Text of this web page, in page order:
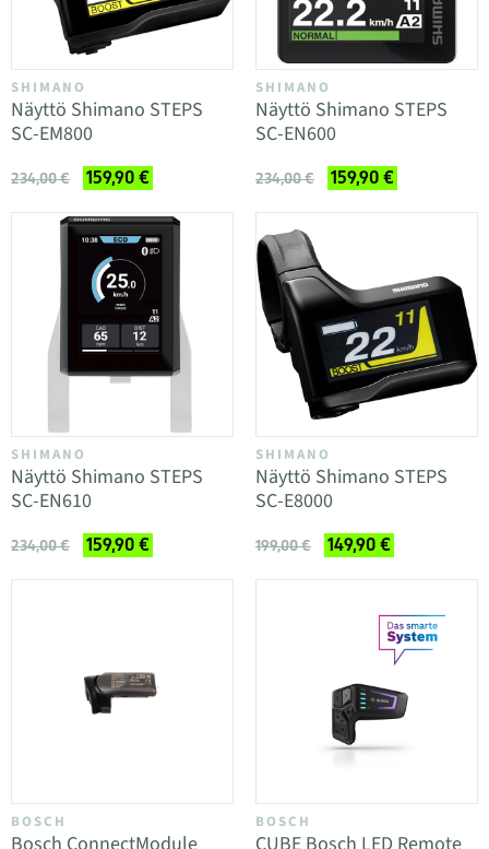
SHIMANO
Näyttö Shimano STEPS
SC-EM800
234,00 € 159,90 €
SHIMANO
Näyttö Shimano STEPS
SC-EN600
234,00 € 159,90 €
SHIMANO
Näyttö Shimano STEPS
SC-EN610
234,00 € 159,90 €
SHIMANO
Näyttö Shimano STEPS
SC-E8000
199,00 € 149,90 €
BOSCH BOSCH